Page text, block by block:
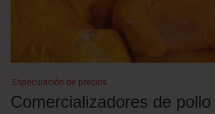
Especulación de precios
Comercializadores de pollo